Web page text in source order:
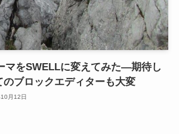
マをSWELLに変えてみた―期待し
ブロックエディターも大変
月12日